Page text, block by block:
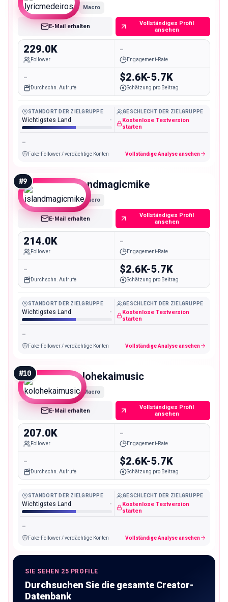
Macro
E-Mail erhalten
Vollständiges Profil
ansehen
229.0K
Follower
-
Engagement-Rate
-
Durchschn. Aufrufe
$2.6K-5.7K
Schätzung pro Beitrag
STANDORT DER ZIELGRUPPE
Wichtigstes Land -
GESCHLECHT DER ZIELGRUPPE
Kostenlose Testversion
starten
-
Fake-Follower / verdächtige Konten Vollständige Analyse ansehen
#9 islandmagicmike
Macro
E-Mail erhalten
Vollständiges Profil
ansehen
214.0K
Follower
-
Engagement-Rate
-
Durchschn. Aufrufe
$2.6K-5.7K
Schätzung pro Beitrag
STANDORT DER ZIELGRUPPE
Wichtigstes Land -
GESCHLECHT DER ZIELGRUPPE
Kostenlose Testversion
starten
-
Fake-Follower / verdächtige Konten Vollständige Analyse ansehen
#10 kolohekaimusic
Macro
E-Mail erhalten
Vollständiges Profil
ansehen
207.0K
Follower
-
Engagement-Rate
-
Durchschn. Aufrufe
$2.6K-5.7K
Schätzung pro Beitrag
STANDORT DER ZIELGRUPPE
Wichtigstes Land -
GESCHLECHT DER ZIELGRUPPE
Kostenlose Testversion
starten
-
Fake-Follower / verdächtige Konten Vollständige Analyse ansehen
SIE SEHEN 25 PROFILE
Durchsuchen Sie die gesamte Creator-
Datenbank